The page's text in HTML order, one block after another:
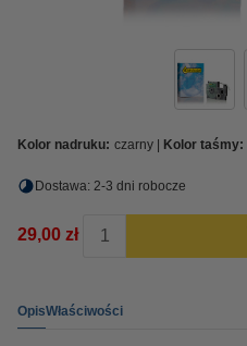
Kolor nadruku: czarny Kolor taśmy:
Dostawa: 2-3 dni robocze
29,00 zł
OpisWłaściwości